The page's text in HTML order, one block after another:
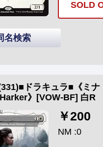
SOLD
名検索
ドラキュラ■《ミナ
》[VOW-BF] 白R
￥200
NM :0